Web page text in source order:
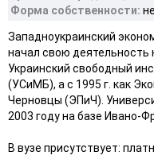
Форма собственности:
Западноукраинский
начал свою деятельность
Украинский свободный
(УСиМБ), а с 1995 г. как
Черновцы (ЭПиЧ).
2003 году на базе Ивано-
В вузе присутствует: